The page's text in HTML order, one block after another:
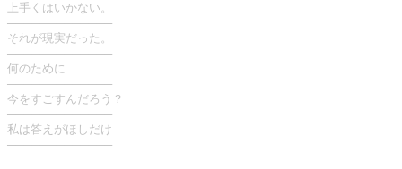
上手くはいかない。
─────────────
それが現実だった。
─────────────
何のために
─────────────
今をすごすんだろう？
─────────────
私は答えがほしだけ
─────────────